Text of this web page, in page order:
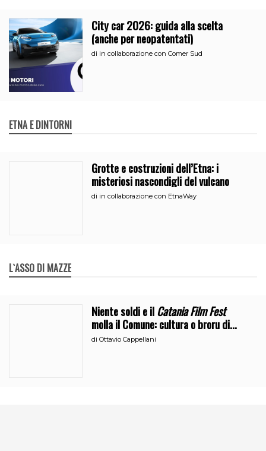
City car 2026: guida alla scelta
(anche per neopatentati)
di in collaborazione con Comer Sud
ETNA E DINTORNI
Grotte e costruzioni dell’Etna: i
misteriosi nascondigli del vulcano
di in collaborazione con EtnaWay
L`ASSO DI MAZZE
Niente soldi e ilCatania Film Fest
molla il Comune: cultura o broru di
ciciri?
diOttavio Cappellani